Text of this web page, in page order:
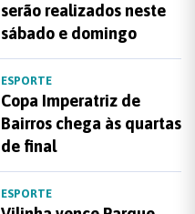
serão realizados neste
sábado e domingo
ESPORTE
Copa Imperatriz de
Bairros chega às quartas
de final
ESPORTE